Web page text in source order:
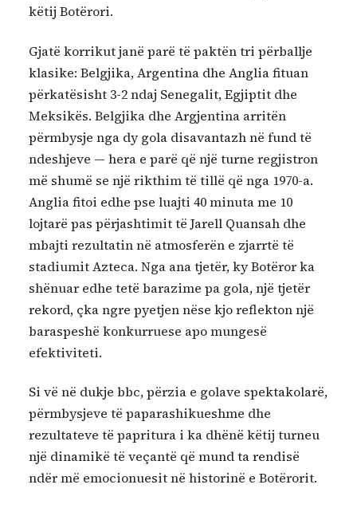
këtij Botërori.
Gjatë korrikut janë parë të paktën tri përballje
klasike: Belgjika, Argentina dhe Anglia fituan
përkatësisht 3-2 ndaj Senegalit, Egjiptit dhe
Meksikës. Belgjika dhe Argjentina arritën
përmbysje nga dy gola disavantazh në fund të
ndeshjeve — hera e parë që një turne regjistron
më shumë se një rikthim të tillë që nga 1970-a.
Anglia fitoi edhe pse luajti 40 minuta me 10
lojtarë pas përjashtimit të Jarell Quansah dhe
mbajti rezultatin në atmosferën e zjarrtë të
stadiumit Azteca. Nga ana tjetër, ky Botëror ka
shënuar edhe tetë barazime pa gola, një tjetër
rekord, çka ngre pyetjen nëse kjo reflekton një
baraspeshë konkurruese apo mungesë
efektiviteti.
Si vë në dukje bbc, përzia e golave spektakolarë,
përmbysjeve të paparashikueshme dhe
rezultateve të papritura i ka dhënë këtij turneu
një dinamikë të veçantë që mund ta rendisë
ndër më emocionuesit në historinë e Botërorit.